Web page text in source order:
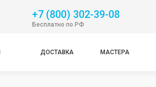
+7 (800) 302-39-08
Бесплатно по РФ
ДОСТАВКА МАСТЕРА